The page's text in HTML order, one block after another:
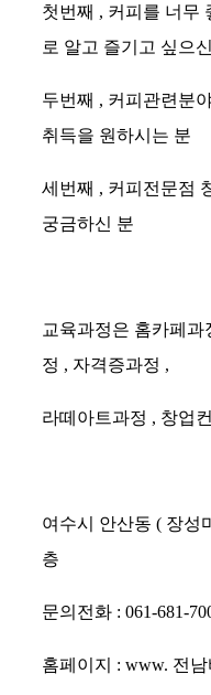
첫번째 , 커피를 너무
로 알고 즐기고 싶으
두번째 , 커피관련분
취득을 원하시는 분
세번째 , 커피전문점
궁금하신 분
교육과정은 홈카페과
정 , 자격증과정 ,
라떼아트과정 , 창업
여수시 안산동 ( 장성
층
문의전화 : 061-681-
홈페이지 : www. 전